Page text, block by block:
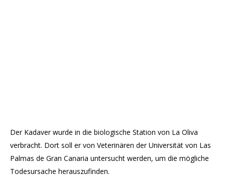
Der Kadaver wurde in die biologische Station von La Oliva
verbracht. Dort soll er von Veterinären der Universität von Las
Palmas de Gran Canaria untersucht werden, um die mögliche
Todesursache herauszufinden.